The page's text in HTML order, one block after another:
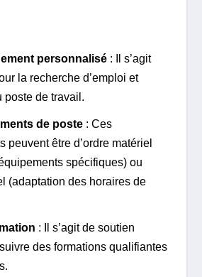
personnalisé: Il s’agit
la recherche d’emploi et
poste de travail.
de poste: Ces
peuvent être d’ordre matériel
spécifiques) ou
(adaptation des horaires de
: Il s’agit de soutien
des formations qualifiantes